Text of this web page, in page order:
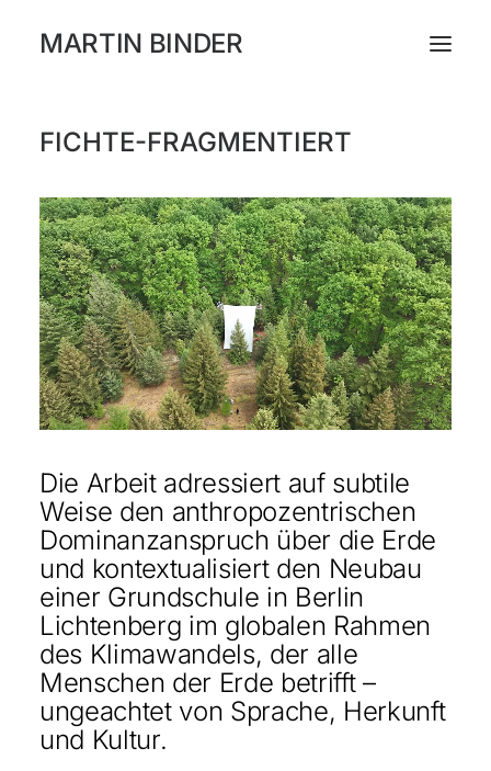
MARTIN BINDER
WORKS
KATALOG
AUSSTELLUNGEN
PRESSE
ÜBER
INSTAGRAM
NEWSLETTER
KONTAKT
ENGLISH
FICHTE-FRAGMENTIERT
Die Arbeit adressiert auf subtile
Weise den anthropozentrischen
Dominanzanspruch über die Erde
und kontextualisiert den Neubau
einer Grundschule in Berlin
Lichtenberg im globalen Rahmen
des Klimawandels, der alle
Menschen der Erde betrifft –
ungeachtet von Sprache, Herkunft
und Kultur.